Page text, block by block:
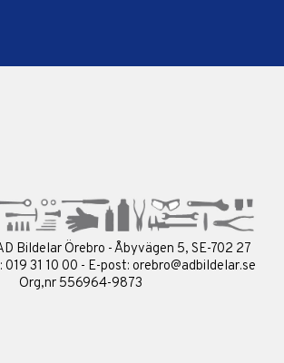
Bildelar Örebro - Åbyvägen 5, SE-702 27
019 31 10 00 - E-post: orebro@adbildelar.se
Org,nr 556964-9873